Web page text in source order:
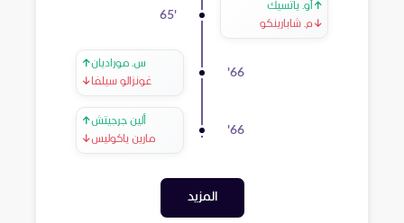
↑ أو. ياتسيك
↓ م. شابارينكو
65'
66
'
↑س. موراديان
↓ غونزالو سيلفا
66
'
↑ألين جرجيتش
↓مارين ياكوليس
المزيد